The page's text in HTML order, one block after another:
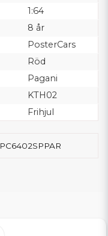
1:64
8 år
PosterCars
Röd
Pagani
KTH02
Frihjul
PC6402SPPAR